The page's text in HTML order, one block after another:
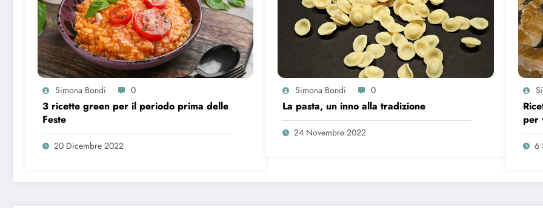
Simona Bondi 0
3 ricette green per il periodo prima delle
Feste
20 Dicembre 2022
Simona Bondi 0
La pasta, un inno alla tradizione
24 Novembre 2022
per
6